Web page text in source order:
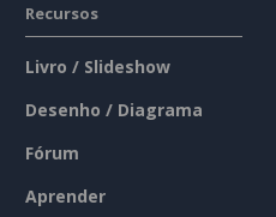
Recursos
Livro / Slideshow
Desenho / Diagrama
Fórum
Aprender